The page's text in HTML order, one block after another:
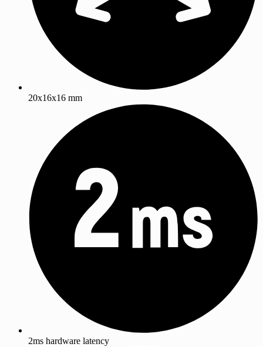
20x16x16 mm
2ms hardware latency